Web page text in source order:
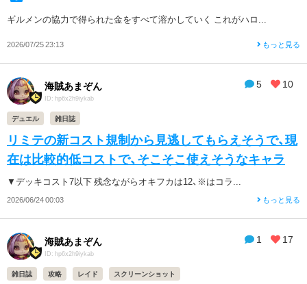
ギルメンの協力で得られた金をすべて溶かしていく これがハロ...
2026/07/25 23:13 もっと見る
5 10
海賊あまぞん
ID: hp6x2h9iykab
デュエル 雑日誌
リミテの新コスト規制から見逃してもらえそうで、現
在は比較的低コストで、そこそこ使えそうなキャラ
▼デッキコスト7以下 残念ながらオキフカは12、※はコラ...
2026/06/24 00:03 もっと見る
1 17
海賊あまぞん
ID: hp6x2h9iykab
雑日誌 攻略 レイド スクリーンショット